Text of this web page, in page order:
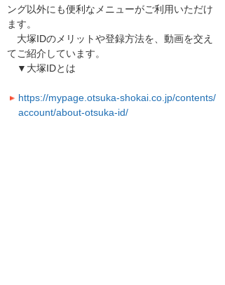
ング以外にも便利なメニューがご利用いただけ
ます。
大塚IDのメリットや登録方法を、動画を交え
てご紹介しています。
▼大塚IDとは
https://mypage.otsuka-shokai.co.jp/contents/
account/about-otsuka-id/